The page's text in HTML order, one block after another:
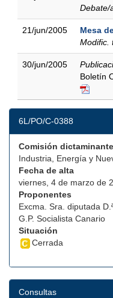
Debate/
21/jun/2005
Mesa
Modific.
30/jun/2005
Boletín
6L/PO/C-0388
Comisión dictaminante
Industria, Energía y
Fecha de alta
viernes, 4 de marzo de
Proponentes
Excma. Sra. diputada
G.P. Socialista Canario
Situación
Cerrada
Consultas